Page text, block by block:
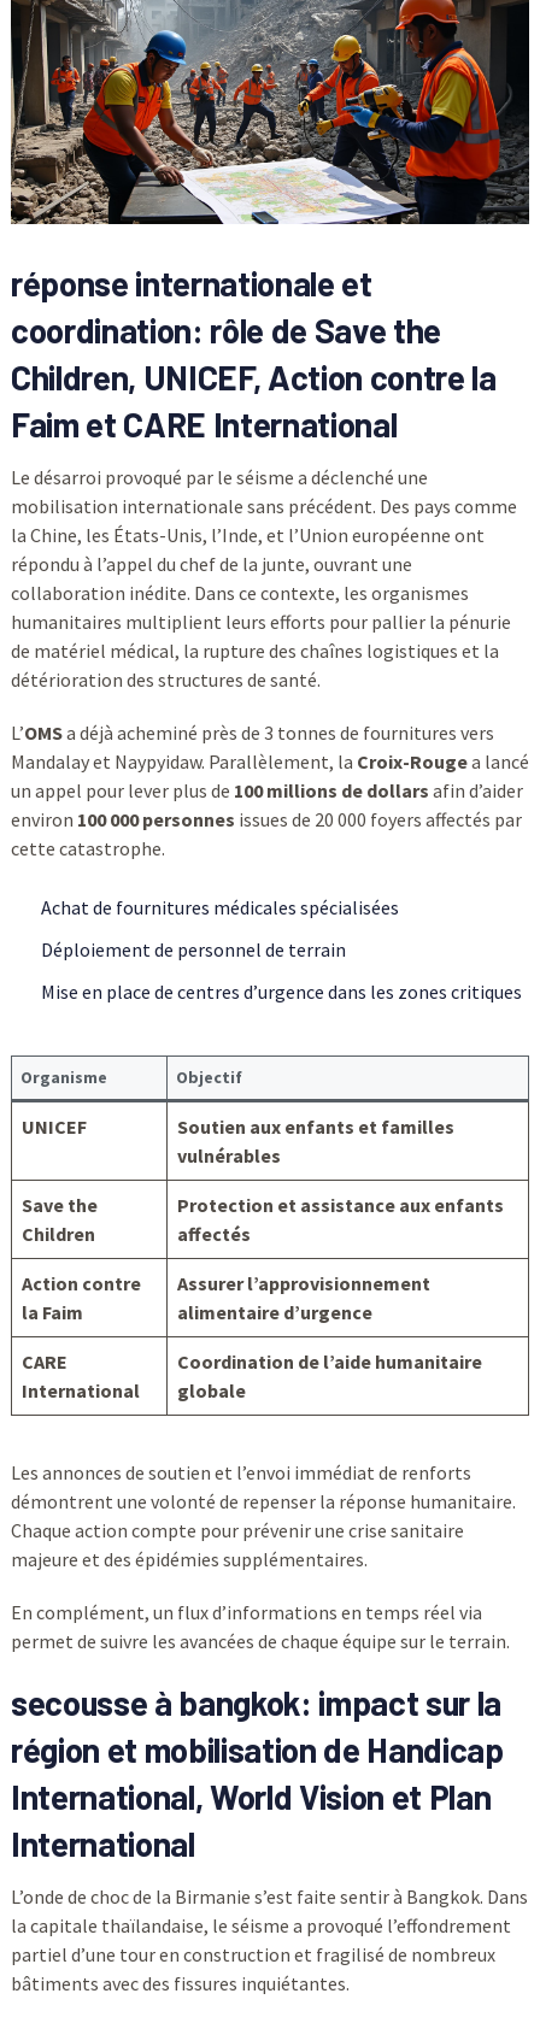
réponse internationale et
coordination: rôle de Save the
Children, UNICEF, Action contre la
Faim et CARE International
Le désarroi provoqué par le séisme a déclenché une
mobilisation internationale sans précédent. Des pays comme
la Chine, les États-Unis, l’Inde, et l’Union européenne ont
répondu à l’appel du chef de la junte, ouvrant une
collaboration inédite. Dans ce contexte, les organismes
humanitaires multiplient leurs efforts pour pallier la pénurie
de matériel médical, la rupture des chaînes logistiques et la
détérioration des structures de santé.
L’OMSa déjà acheminé près de 3 tonnes de fournitures vers
Mandalay et Naypyidaw. Parallèlement, la Croix-Rougea lancé
un appel pour lever plus de 100 millions de dollars afin d’aider
environ 100 000 personnes issues de 20 000 foyers affectés par
cette catastrophe.
Achat de fournitures médicales spécialisées
Déploiement de personnel de terrain
Mise en place de centres d’urgence dans les zones critiques
Organisme Objectif
UNICEF
Soutien aux enfants et familles
vulnérables
Save the
Children
Protection et assistance aux enfants
affectés
Action contre
la Faim
Assurer l’approvisionnement
alimentaire d’urgence
CARE
International
Coordination de l’aide humanitaire
globale
Les annonces de soutien et l’envoi immédiat de renforts
démontrent une volonté de repenser la réponse humanitaire.
Chaque action compte pour prévenir une crise sanitaire
majeure et des épidémies supplémentaires.
En complément, un flux d’informations en temps réel via
permet de suivre les avancées de chaque équipe sur le terrain.
secousse à bangkok: impact sur la
région et mobilisation de Handicap
International, World Vision et Plan
International
L’onde de choc de la Birmanie s’est faite sentir à Bangkok. Dans
la capitale thaïlandaise, le séisme a provoqué l’effondrement
partiel d’une tour en construction et fragilisé de nombreux
bâtiments avec des fissures inquiétantes.